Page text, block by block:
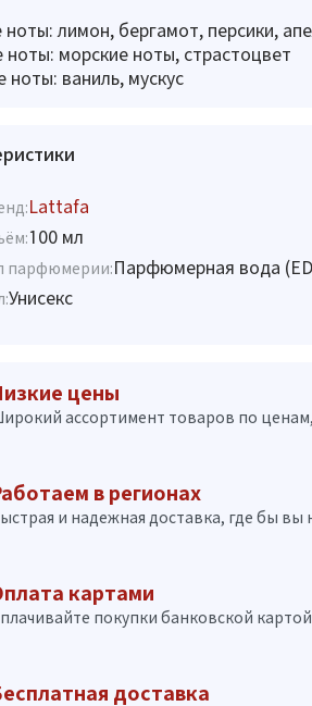
ноты: лимон, бергамот, персики,
ноты: морские ноты, страстоцвет
ноты: ваниль, мускус
Lattafa
100 мл
парфюмерии:Парфюмерная вода
Унисекс
цены
ассортимент товаров по
в регионах
и надежная доставка, где бы вы
картами
покупки банковской
доставка